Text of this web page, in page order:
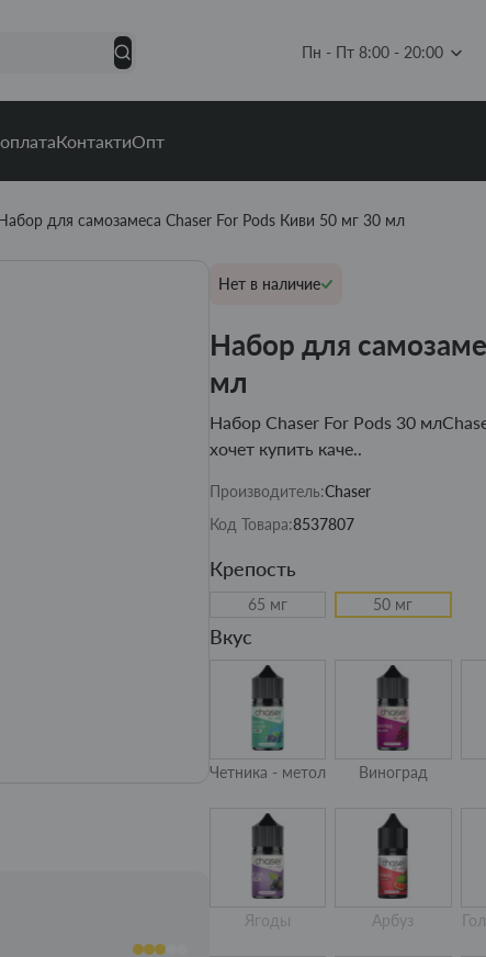
Пн - Пт 8:00 - 20:00
КонтактиОпт
для самозамеса Chaser For Pods Киви 50 мг 30 мл
Нет в наличие
Набор для
мл
Набор Chaser For Pods 30
хочет купить каче..
Производитель:Chaser
Код Товара:8537807
Крепость
65 мг 50 мг
Вкус
Четника - метол Виноград
Ягоды Арбуз